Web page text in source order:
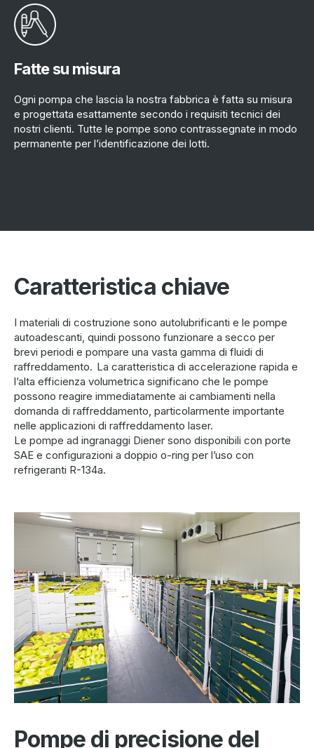
Fatte su misura
Ogni pompa che lascia la nostra fabbrica è fatta su misura
e progettata esattamente secondo i requisiti tecnici dei
nostri clienti. Tutte le pompe sono contrassegnate in modo
permanente per l’identificazione dei lotti.
Caratteristica chiave
I materiali di costruzione sono autolubrificanti e le pompe
autoadescanti, quindi possono funzionare a secco per
brevi periodi e pompare una vasta gamma di fluidi di
raffreddamento. La caratteristica di accelerazione rapida e
l’alta efficienza volumetrica significano che le pompe
possono reagire immediatamente ai cambiamenti nella
domanda di raffreddamento, particolarmente importante
nelle applicazioni di raffreddamento laser.
Le pompe ad ingranaggi Diener sono disponibili con porte
SAE e configurazioni a doppio o-ring per l’uso con
refrigeranti R-134a.
Pompe di precisione del